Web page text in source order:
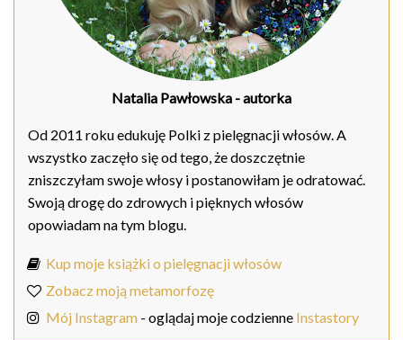
Natalia Pawłowska - autorka
Od 2011 roku edukuję Polki z pielęgnacji włosów. A
wszystko zaczęło się od tego, że doszczętnie
zniszczyłam swoje włosy i postanowiłam je odratować.
Swoją drogę do zdrowych i pięknych włosów
opowiadam na tym blogu.
Kup moje książki o pielęgnacji włosów
Zobacz moją metamorfozę
Mój Instagram - oglądaj moje codzienne Instastory